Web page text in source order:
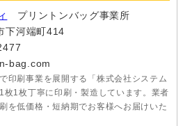
プリントンバッグ事業所
下河端町414
bag.com
印刷事業を展開する「株式会社システム
枚1枚丁寧に印刷・製造しています。業者
を低価格・短納期でお客様へお届けいた